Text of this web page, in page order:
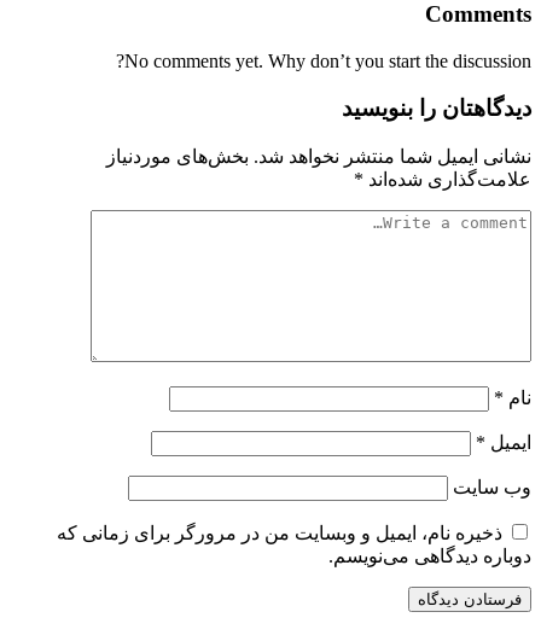
Comments
No comments yet. Why don’t you start the discussion?
دیدگاهتان را بنویسید
نشانی ایمیل شما منتشر نخواهد شد. بخش‌های موردنیاز
علامت‌گذاری شده‌اند *
نام *
ایمیل *
وب‌ سایت
ذخیره نام، ایمیل و وبسایت من در مرورگر برای زمانی که
دوباره دیدگاهی می‌نویسم.